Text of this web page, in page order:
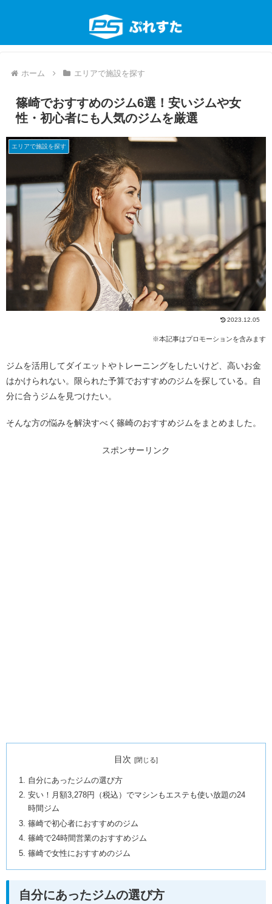
ホーム エリアで施設を探す
篠崎でおすすめのジム6選！安いジムや女
性・初心者にも人気のジムを厳選
エリアで施設を探す
2023.12.05
※本記事はプロモーションを含みます
ジムを活用してダイエットやトレーニングをしたいけど、高いお金
はかけられない。限られた予算でおすすめのジムを探している。自
分に合うジムを見つけたい。
そんな方の悩みを解決すべく篠崎のおすすめジムをまとめました。
スポンサーリンク
目次
自分にあったジムの選び方
安い！月額3,278円（税込）でマシンもエステも使い放題の24
時間ジム
篠崎で初心者におすすめのジム
篠崎で24時間営業のおすすめジム
篠崎で女性におすすめのジム
自分にあったジムの選び方